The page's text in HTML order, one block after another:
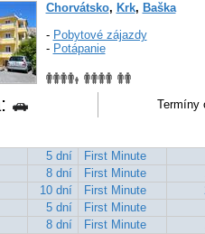
Chorvátsko, Krk, Baška
- Pobytové zájazdy
- Potápanie
Termíny
5 dní
First Minute
8 dní First Minute
10 dní First Minute
5 dní
First Minute
8 dní First Minute